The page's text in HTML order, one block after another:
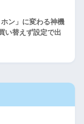
ン」に変わる神機
い替えず設定で出